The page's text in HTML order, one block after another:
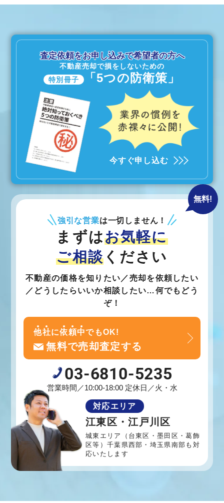
査定依頼をお申し込みで希望者の方へ
不動産売却で損をしないための
特別冊子
「5つの防衛策」
今すぐ申し込む
無料!
強引な営業は一切しません！
まずはお気軽に
ご相談ください
不動産の価格を知りたい／売却を依頼したい
／どうしたらいいか相談したい…何でもどう
ぞ！
他社に依頼中でもOK!
無料で売却査定する
03-6810-5235
営業時間／10:00-18:00 定休日／火・水
対応エリア
江東区・江戸川区
城東エリア（台東区・墨田区・葛飾
区等） 千葉県西部・埼玉県南部も対
応いたします